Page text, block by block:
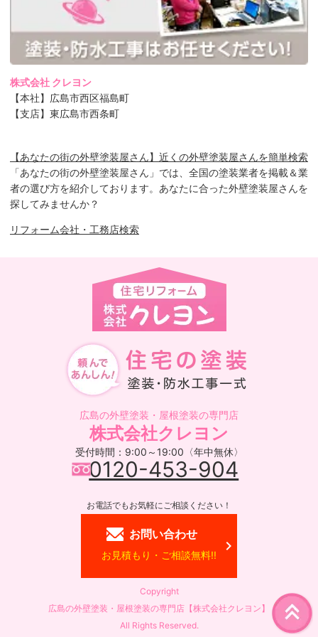
株式会社 クレヨン
【本社】広島市西区福島町
【支店】東広島市西条町
【あなたの街の外壁塗装屋さん】近くの外壁塗装屋さんを簡単検索
「あなたの街の外壁塗装屋さん」では、全国の塗装業者を掲載＆業
者の選び方を紹介しております。あなたに合った外壁塗装屋さんを
探してみませんか？
リフォーム会社・工務店検索
広島の外壁塗装・屋根塗装の専門店
株式会社クレヨン
受付時間：9:00～19:00〈年中無休〉
0120-453-904
お電話でもお気軽にご相談ください！
お問い合わせ
お見積もり・ご相談無料!!
Copyright
広島の外壁塗装・屋根塗装の専門店【株式会社クレヨン】
All Rights Reserved.